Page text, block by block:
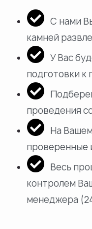
С нами
камней
У Вас
подготовки к
проведения
На
проверенные
Весь
контролем
менеджера